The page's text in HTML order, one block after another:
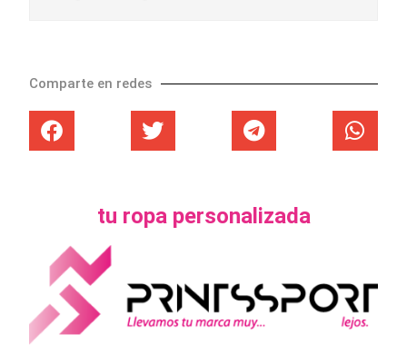
Comparte en redes
tu ropa personalizada